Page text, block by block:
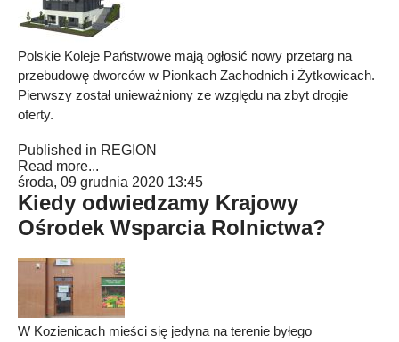
Polskie Koleje Państwowe mają ogłosić nowy przetarg na
przebudowę dworców w Pionkach Zachodnich i Żytkowicach.
Pierwszy został unieważniony ze względu na zbyt drogie
oferty.
Published in REGION
Read more...
środa, 09 grudnia 2020 13:45
Kiedy odwiedzamy Krajowy
Ośrodek Wsparcia Rolnictwa?
W Kozienicach mieści się jedyna na terenie byłego